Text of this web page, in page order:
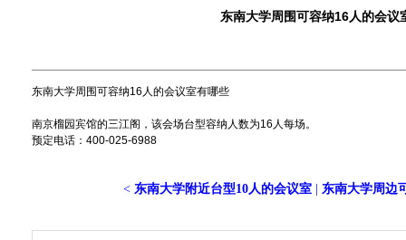
东南大学周围可容纳16人的会议
东南大学周围可容纳16人的会议室有哪些
南京榴园宾馆的三江阁，该会场台型容纳人数为16人每场。
预定电话：400-025-6988
< 东南大学附近台型10人的会议室| 东南大学周边